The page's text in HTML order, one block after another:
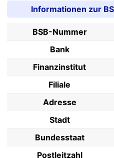
Informationen zur
BSB-Nummer
Bank
Finanzinstitut
Filiale
Adresse
Stadt
Bundesstaat
Postleitzahl